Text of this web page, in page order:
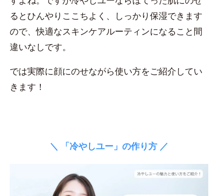
るとひんやりここちよく、しっかり保湿できます
ので、快適なスキンケアルーティンになること間
違いなしです。
では実際に顔にのせながら使い方をご紹介してい
きます！
＼ 「冷やしユー」の作り方 ／